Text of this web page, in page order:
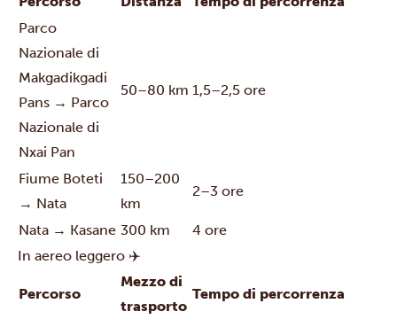
Parco
Nazionale di
Makgadikgadi
Pans → Parco
Nazionale di
Nxai Pan
50–80 km 1,5–2,5 ore
Fiume Boteti
→ Nata
150–200
km
2–3 ore
Nata → Kasane 300 km
4 ore
In aereo leggero ✈️
Percorso
Mezzo di
trasporto
Tempo di percorrenza